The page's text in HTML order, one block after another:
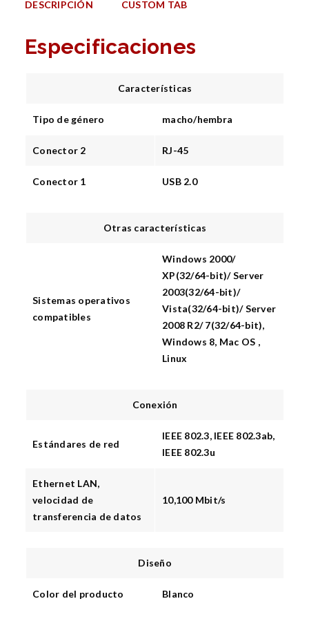
DESCRIPCIÓN CUSTOM TAB
Especificaciones
Características
Tipo de género macho/hembra
Conector 2 RJ-45
Conector 1 USB 2.0
Otras características
Sistemas operativos
compatibles
Windows 2000/
XP(32/64-bit)/ Server
2003(32/64-bit)/
Vista(32/64-bit)/ Server
2008 R2/ 7(32/64-bit),
Windows 8, Mac OS ,
Linux
Conexión
Estándares de red
IEEE 802.3, IEEE 802.3ab,
IEEE 802.3u
Ethernet LAN,
velocidad de
transferencia de datos
10,100 Mbit/s
Diseño
Color del producto Blanco